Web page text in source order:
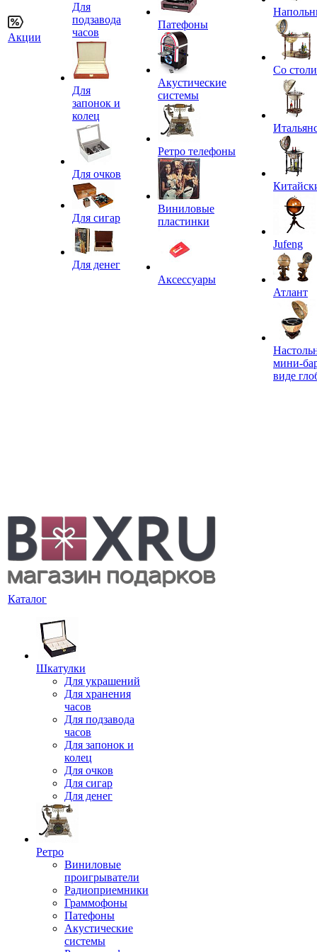
Акции
Для
подзавода
часов
Для
запонок и
колец
Для очков
Для сигар
Для денег
Патефоны
Акустические
системы
Ретро телефоны
Виниловые
пластинки
Аксессуары
Со
Jufeng
Атлант
мини-
виде
Каталог
Шкатулки
Для украшений
Для хранения
часов
Для подзавода
часов
Для запонок и
колец
Для очков
Для сигар
Для денег
Ретро
Виниловые
проигрыватели
Радиоприемники
Граммофоны
Патефоны
Акустические
системы